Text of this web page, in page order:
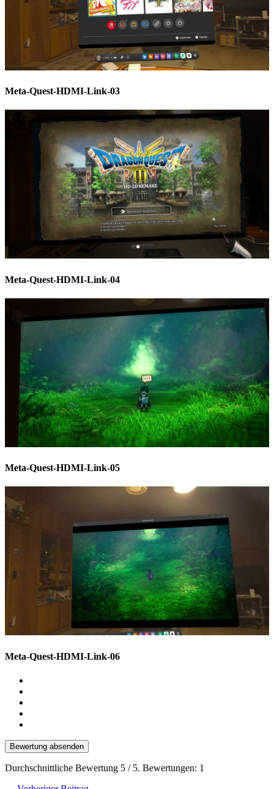
Meta-Quest-HDMI-Link-03
Meta-Quest-HDMI-Link-04
Meta-Quest-HDMI-Link-05
Meta-Quest-HDMI-Link-06
Bewertung absenden
Durchschnittliche Bewertung 5 / 5. Bewertungen: 1